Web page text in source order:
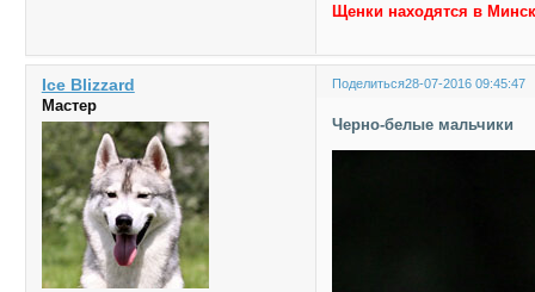
Щенки находятся в
Поделиться28-07-2016 09:45:47
Ice Blizzard
Мастер
Черно-белые мальчики